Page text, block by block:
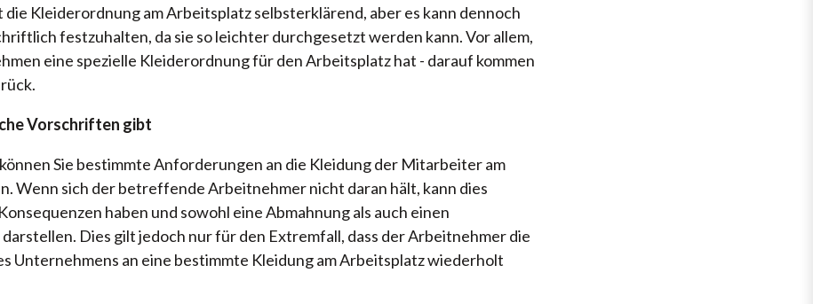
die Kleiderordnung am Arbeitsplatz selbsterklärend, aber es kann dennoch
festzuhalten, da sie so leichter durchgesetzt werden kann. Vor allem,
eine spezielle Kleiderordnung für den Arbeitsplatz hat - darauf kommen
Vorschriften gibt
Sie bestimmte Anforderungen an die Kleidung der Mitarbeiter am
Wenn sich der betreffende Arbeitnehmer nicht daran hält, kann dies
haben und sowohl eine Abmahnung als auch einen
Dies gilt jedoch nur für den Extremfall, dass der Arbeitnehmer die
Unternehmens an eine bestimmte Kleidung am Arbeitsplatz wiederholt